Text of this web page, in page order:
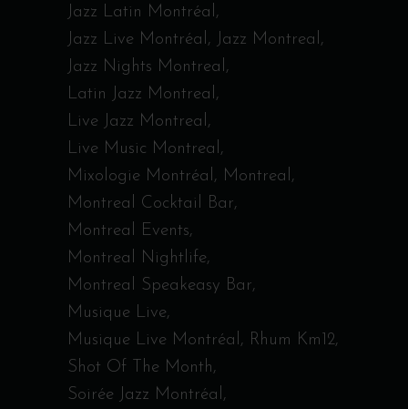
Jazz Latin Montréal
Jazz Live Montréal
Jazz Montreal
Jazz Nights Montreal
Latin Jazz Montreal
Live Jazz Montreal
Live Music Montreal
Mixologie Montréal
Montreal
Montreal Cocktail Bar
Montreal Events
Montreal Nightlife
Montreal Speakeasy Bar
Musique Live
Musique Live Montréal
Rhum Km12
Shot Of The Month
Soirée Jazz Montréal